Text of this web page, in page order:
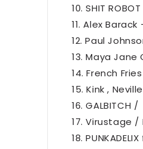
10. SHIT
11. Alex
12. Paul
13. Maya Jane
14. French
15. Kink ,
16. GALBITCH
17. Virustage /
18.